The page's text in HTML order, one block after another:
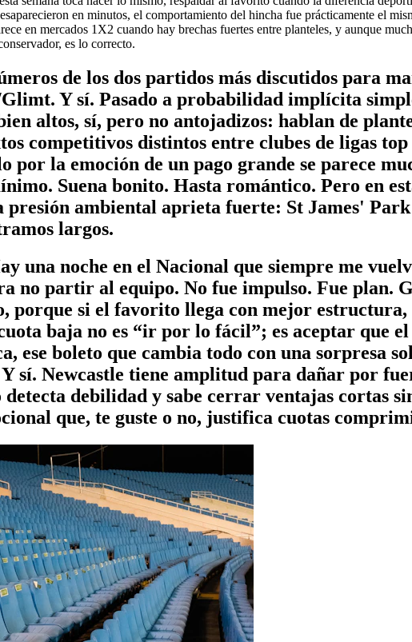
en minutos, el comportamiento del hincha fue prácticamente el
en mercados 1X2 cuando hay brechas fuertes entre planteles, y aunque
es lo correcto.
de los dos partidos más discutidos para
Y sí. Pasado a probabilidad implícita
altos, sí, pero no antojadizos: hablan de
competitivos distintos entre clubes de ligas
por la emoción de un pago grande se parece
Suena bonito. Hasta romántico. Pero en
presión ambiental aprieta fuerte: St James'
largos.
una noche en el Nacional que siempre me
no partir al equipo. No fue impulso. Fue plan.
porque si el favorito llega con mejor
baja no es “ir por lo fácil”; es aceptar que
ese boleto que cambia todo con una sorpresa
sí. Newcastle tiene amplitud para dañar por
debilidad y sabe cerrar ventajas cortas
que, te guste o no, justifica cuotas